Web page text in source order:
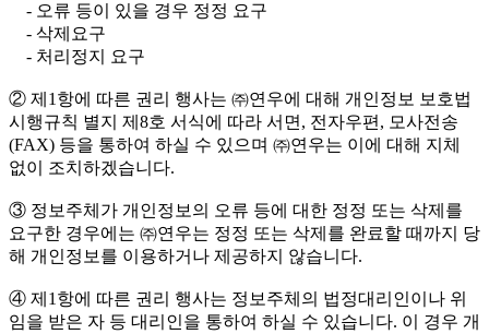
- 오류 등이 있을 경우 정정 요구
- 삭제요구
- 처리정지 요구
② 제1항에 따른 권리 행사는 ㈜연우에 대해 개인정보 보호법
시행규칙 별지 제8호 서식에 따라 서면, 전자우편, 모사전송
(FAX) 등을 통하여 하실 수 있으며 ㈜연우는 이에 대해 지체
없이 조치하겠습니다.
③ 정보주체가 개인정보의 오류 등에 대한 정정 또는 삭제를
요구한 경우에는 ㈜연우는 정정 또는 삭제를 완료할 때까지 당
해 개인정보를 이용하거나 제공하지 않습니다.
④ 제1항에 따른 권리 행사는 정보주체의 법정대리인이나 위
임을 받은 자 등 대리인을 통하여 하실 수 있습니다. 이 경우 개